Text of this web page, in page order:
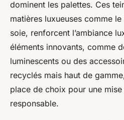
dominent les palettes. Ces
matières luxueuses comme
soie, renforcent l’ambiance
éléments innovants, comme
luminescents ou des
recyclés mais haut de
place de choix pour une
responsable.